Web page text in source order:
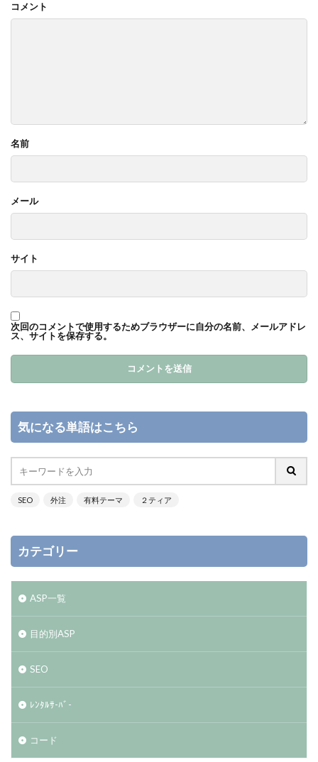
コメント
名前
メール
サイト
次回のコメントで使用するためブラウザーに自分の名前、メールアドレ
ス、サイトを保存する。
気になる単語はこちら
SEO 外注 有料テーマ ２ティア
カテゴリー
ASP一覧
目的別ASP
SEO
ﾚﾝﾀﾙｻ-ﾊﾞ-
コード